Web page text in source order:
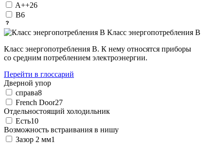
A++26
B6
Класс энергопотребления В
Класс энергопотребления B. К нему относятся приборы
со средним потреблением электроэнергии.
Перейти в глоссарий
Дверной упор
справа8
French Door27
Отдельностоящий холодильник
Есть10
Возможность встраивания в нишу
Зазор 2 мм1